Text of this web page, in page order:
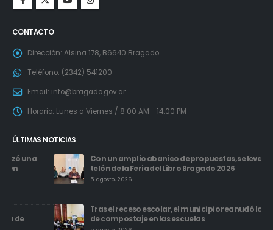
CONTACTO
Dirección: Alsina 178, B6640 Bragado
Teléfono: (2342) 541200
Email: info@bragado.gov.ar
Horario: Lunes a Viernes / 8:00 AM - 14:00 PM
ÚLTIMAS NOTICIAS
Con un amplio abanico de propuestas, se levanta el
telón de la Feria del Libro Bragado 2026
5 agosto, 2026
Tras el receso escolar, el municipio reanudó los talleres
de compostaje en las escuelas